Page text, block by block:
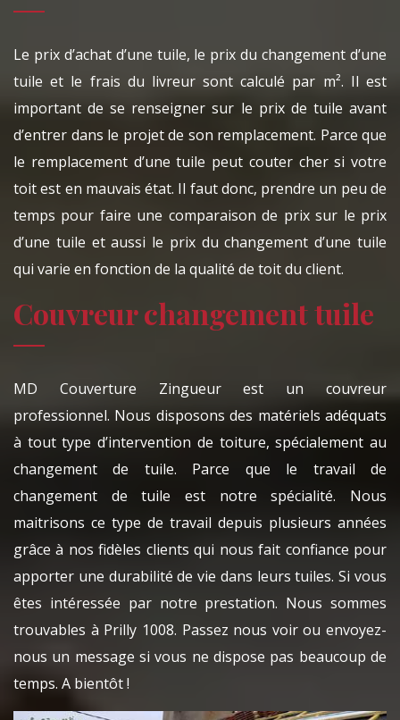
Le prix d’achat d’une tuile, le prix du changement d’une
tuile et le frais du livreur sont calculé par m². Il est
important de se renseigner sur le prix de tuile avant
d’entrer dans le projet de son remplacement. Parce que
le remplacement d’une tuile peut couter cher si votre
toit est en mauvais état. Il faut donc, prendre un peu de
temps pour faire une comparaison de prix sur le prix
d’une tuile et aussi le prix du changement d’une tuile
qui varie en fonction de la qualité de toit du client.
Couvreur changement tuile
MD Couverture Zingueur est un couvreur
professionnel. Nous disposons des matériels adéquats
à tout type d’intervention de toiture, spécialement au
changement de tuile. Parce que le travail de
changement de tuile est notre spécialité. Nous
maitrisons ce type de travail depuis plusieurs années
grâce à nos fidèles clients qui nous fait confiance pour
apporter une durabilité de vie dans leurs tuiles. Si vous
êtes intéressée par notre prestation. Nous sommes
trouvables à Prilly 1008. Passez nous voir ou envoyez-
nous un message si vous ne dispose pas beaucoup de
temps. A bientôt !